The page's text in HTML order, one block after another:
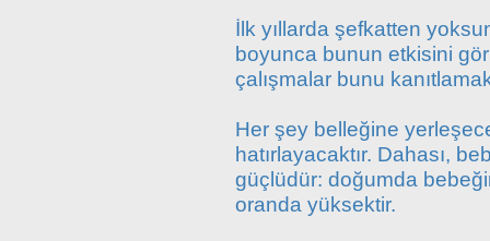
İlk yıllarda şefkatten
boyunca bunun etkisini
çalışmalar bunu
Her şey belleğine
hatırlayacaktır. Dahası,
güçlüdür: doğumda
oranda yüksektir.